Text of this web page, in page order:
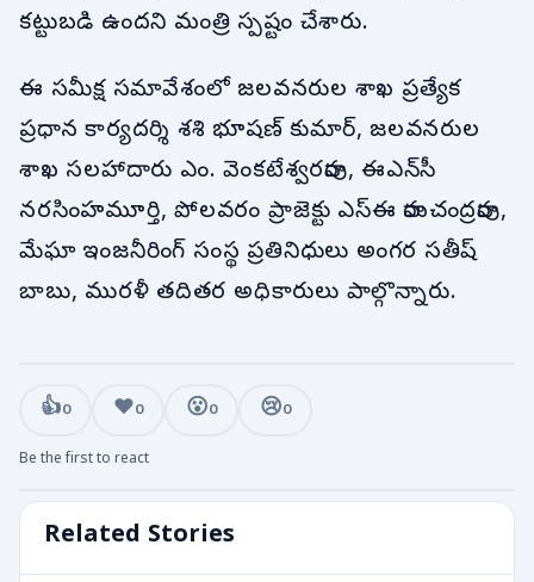
కట్టుబడి ఉందని మంత్రి స్పష్టం చేశారు.
ఈ సమీక్ష సమావేశంలో జలవనరుల శాఖ ప్రత్యేక
ప్రధాన కార్యదర్శి శశి భూషణ్ కుమార్, జలవనరుల
శాఖ సలహాదారు ఎం. వెంకటేశ్వరరావు, ఈఎన్‌సీ
నరసింహమూర్తి, పోలవరం ప్రాజెక్టు ఎస్‌ఈ రామచంద్రరావు,
మేఘా ఇంజనీరింగ్ సంస్థ ప్రతినిధులు అంగర సతీష్
బాబు, మురళీ తదితర అధికారులు పాల్గొన్నారు.
Related Stories
👍0 ❤️0 😮0 😢0
Be the first to react